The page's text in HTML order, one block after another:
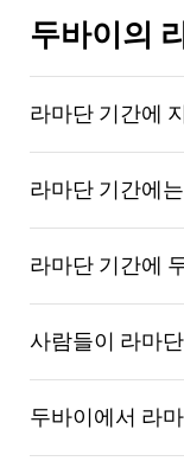
두바이의
라마단 기간에
라마단 기간에
라마단 기간에
사람들이 라마
두바이에서 라